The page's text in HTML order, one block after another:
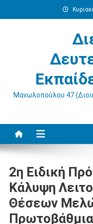
στο
Μανωλοπούλου 47
2η Ειδική
Κάλυψη
Θέσεων